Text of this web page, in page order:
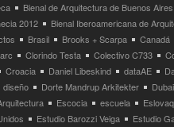
Bienal de Arquitectura de Buenos Aires
2012
Bienal Iberoamericana de
Brasil Brooks + Scarpa
Canadá
Clorindo Testa Colectivo C733
Croacia Daniel Libeskind dataAE
diseño Dorte Mandrup Arkitekter
Dubai
Escocia escuela
Estudio Barozzi Veiga
Estudio